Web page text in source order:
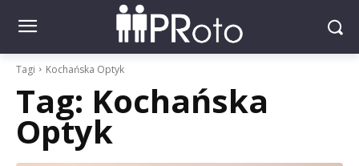
Tagi Kochańska Optyk
Tag: Kochańska
Optyk